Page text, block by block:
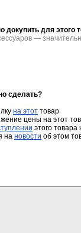
докупить для этого
—
сделать?
на этот товар
цены на этот
этого товара
на новости об этом